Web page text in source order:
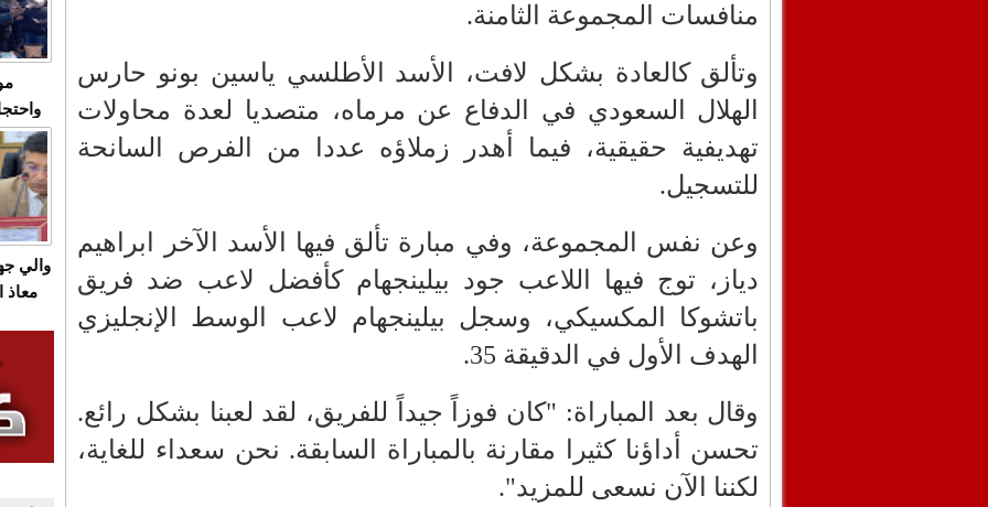
منافسات المجموعة الثامنة.
وتألق كالعادة بشكل لافت، الأسد الأطلسي ياسين بونو حارس
الهلال السعودي في الدفاع عن مرماه، متصديا لعدة محاولات
تهديفية حقيقية، فيما أهدر زملاؤه عددا من الفرص السانحة
للتسجيل.
وعن نفس المجموعة، وفي مبارة تألق فيها الأسد الآخر ابراهيم
دياز، توج فيها اللاعب جود بيلينجهام كأفضل لاعب ضد فريق
باتشوكا المكسيكي، وسجل بيلينجهام لاعب الوسط الإنجليزي
الهدف الأول في الدقيقة 35.
وقال بعد المباراة: "كان فوزاً جيداً للفريق، لقد لعبنا بشكل رائع.
تحسن أداؤنا كثيرا مقارنة بالمباراة السابقة. نحن سعداء للغاية،
لكننا الآن نسعى للمزيد".
يرد
والي
معاذ